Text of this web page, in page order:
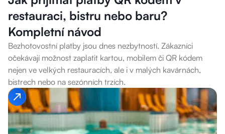
restauraci, bistru nebo baru?
Kompletní návod
Bezhotovostní platby jsou dnes nezbytností. Zákazníci
očekávají možnost zaplatit kartou, mobilem či QR kódem
nejen ve velkých restauracích, ale i v malých kavárnách,
bistrech nebo na sezónních trzích.